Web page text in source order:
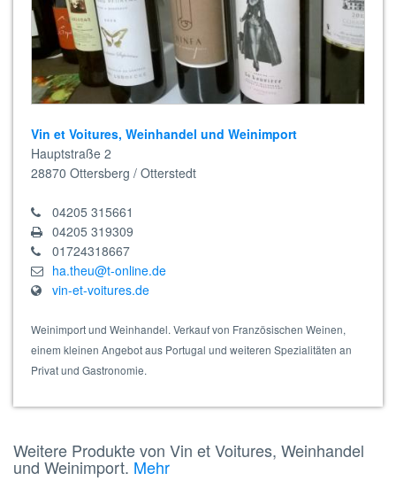
Vin et Voitures, Weinhandel und Weinimport
Hauptstraße 2
28870 Ottersberg / Otterstedt
04205 315661
04205 319309
01724318667
ha.theu@t-online.de
vin-et-voitures.de
Weinimport und Weinhandel. Verkauf von Französischen Weinen,
einem kleinen Angebot aus Portugal und weiteren Spezialitäten an
Privat und Gastronomie.
Weitere Produkte von Vin et Voitures, Weinhandel
und Weinimport. Mehr